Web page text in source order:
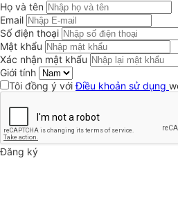
Họ và tên
Email
Số điện thoại
Mật khẩu
Xác nhận mật khẩu
Giới tính
Tôi đồng ý vớiĐiều khoản sử dụng
Đăng ký